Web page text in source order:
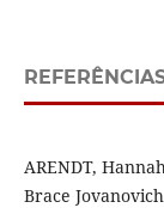
ARENDT,
Brace